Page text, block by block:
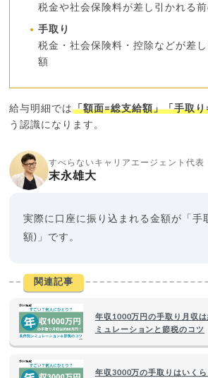
税金や社会保険料が差し引かれる
手取り
税金・社会保険料・控除などが差
額
給与明細では「額面=総支給額」「手取
う認識になります。
すべらないキャリアエージェント代表
末永雄大
実際に口座に振り込まれる金額が「手
額)」です。
関連記事
年収1000万円の手取り月収
ミュレーションと節税のコツ
年収3000万の手取りはいく